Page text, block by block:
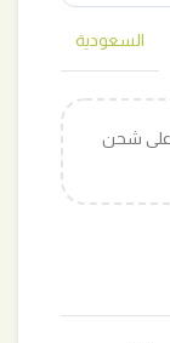
السعودية
على شحن